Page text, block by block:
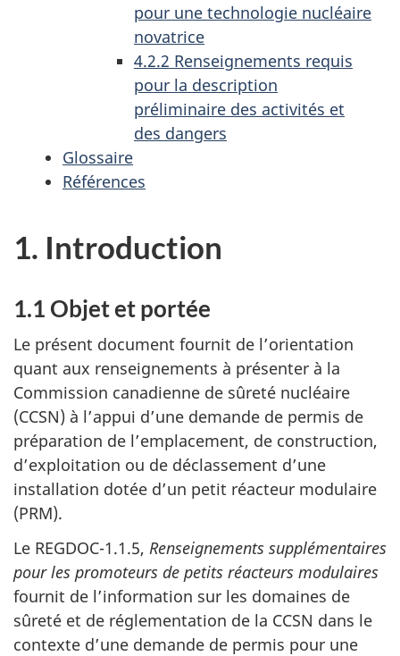
pour une technologie nucléaire
novatrice
4.2.2 Renseignements requis
pour la description
préliminaire des activités et
des dangers
Glossaire
Références
1. Introduction
1.1 Objet et portée
Le présent document fournit de l’orientation
quant aux renseignements à présenter à la
Commission canadienne de sûreté nucléaire
(CCSN) à l’appui d’une demande de permis de
préparation de l’emplacement, de construction,
d’exploitation ou de déclassement d’une
installation dotée d’un petit réacteur modulaire
(PRM).
Le REGDOC-1.1.5, Renseignements supplémentaires
pour les promoteurs de petits réacteurs modulaires
fournit de l’information sur les domaines de
sûreté et de réglementation de la CCSN dans le
contexte d’une demande de permis pour une